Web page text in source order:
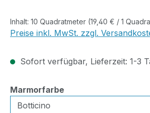
Inhalt: 10 Quadratmeter (19,40 € / 1
Preise inkl. MwSt. zzgl.
Sofort verfügbar, Lieferzeit: 1-3
Marmorfarbeauswählen